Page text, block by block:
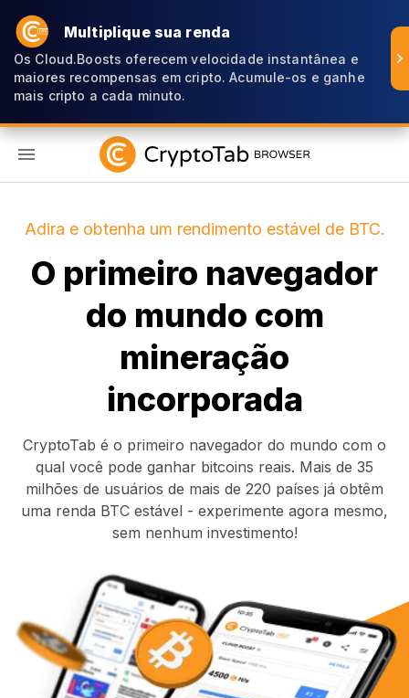
Multiplique sua renda
Os Cloud.Boosts oferecem velocidade instantânea e
maiores recompensas em cripto. Acumule-os e ganhe
mais cripto a cada minuto.
Adira e obtenha um rendimento estável de BTC.
O primeiro navegador
do mundo com
mineração
incorporada
CryptoTab é o primeiro navegador do mundo com o
qual você pode ganhar bitcoins reais. Mais de 35
milhões de usuários de mais de 220 países já obtêm
uma renda BTC estável - experimente agora mesmo,
sem nenhum investimento!